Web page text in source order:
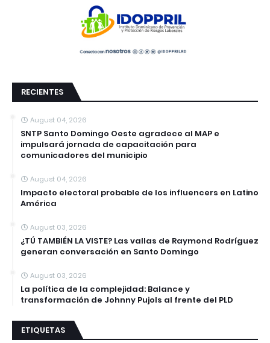
RECIENTES
August 04, 2026
SNTP Santo Domingo Oeste agradece al MAP e
impulsará jornada de capacitación para
comunicadores del municipio
August 04, 2026
Impacto electoral probable de los influencers en Latino
América
August 03, 2026
¿TÚ TAMBIÉN LA VISTE? Las vallas de Raymond Rodríguez
generan conversación en Santo Domingo
August 03, 2026
La política de la complejidad: Balance y
transformación de Johnny Pujols al frente del PLD
ETIQUETAS